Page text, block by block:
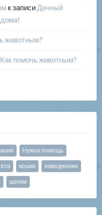
к записи Дачный
животным?
Как помочь животным?
Нужна помощь
кошки наводнение
щенки